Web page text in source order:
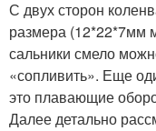
С двух сторон
размера (12*22*7мм
сальники смело
«сопливить». Еще
это плавающие
Далее детально